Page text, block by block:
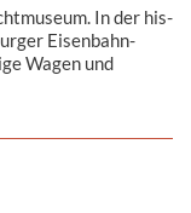
In der his­
Eisen­bahn­
Wagen und